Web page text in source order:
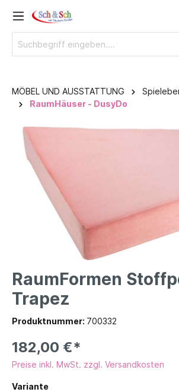
MÖBEL UND AUSSTATTUNG
RaumHäuser - DusyDo
RaumFormen
Trapez
Produktnummer: 700332
182,00 €*
Preise inkl. MwSt. zzgl. Versandkosten
Variante